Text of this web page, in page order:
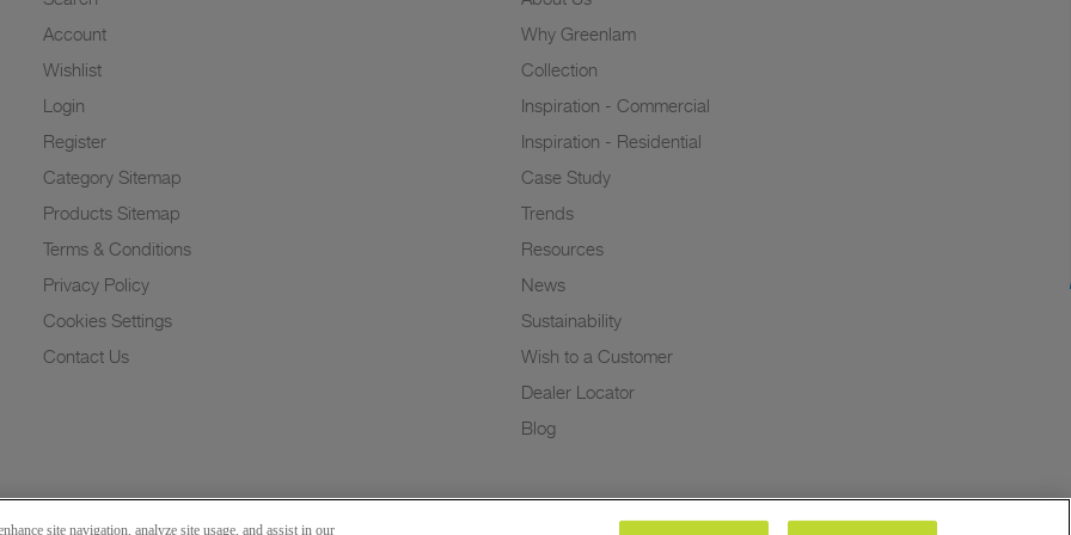
Account
Wishlist
Login
Register
Category Sitemap
Products Sitemap
Terms & Conditions
Privacy Policy
Cookies Settings
Contact Us
Why Greenlam
Collection
Inspiration - Commercial
Inspiration - Residential
Case Study
Trends
Resources
News
Sustainability
Wish to a Customer
Dealer Locator
Blog
site navigation, analyze site usage, and assist in our